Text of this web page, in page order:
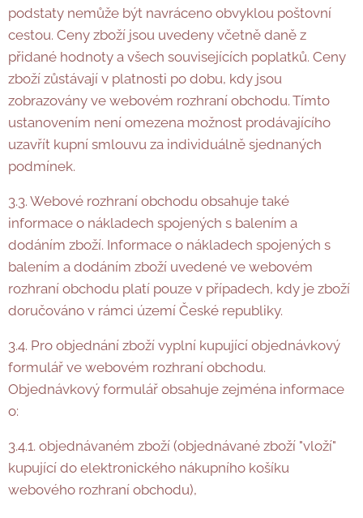
podstaty nemůže být navráceno obvyklou poštovní
cestou. Ceny zboží jsou uvedeny včetně daně z
přidané hodnoty a všech souvisejících poplatků. Ceny
zboží zůstávají v platnosti po dobu, kdy jsou
zobrazovány ve webovém rozhraní obchodu. Tímto
ustanovením není omezena možnost prodávajícího
uzavřít kupní smlouvu za individuálně sjednaných
podmínek.
3.3. Webové rozhraní obchodu obsahuje také
informace o nákladech spojených s balením a
dodáním zboží. Informace o nákladech spojených s
balením a dodáním zboží uvedené ve webovém
rozhraní obchodu platí pouze v případech, kdy je zboží
doručováno v rámci území České republiky.
3.4. Pro objednání zboží vyplní kupující objednávkový
formulář ve webovém rozhraní obchodu.
Objednávkový formulář obsahuje zejména informace
o:
3.4.1. objednávaném zboží (objednávané zboží "vloží"
kupující do elektronického nákupního košíku
webového rozhraní obchodu),